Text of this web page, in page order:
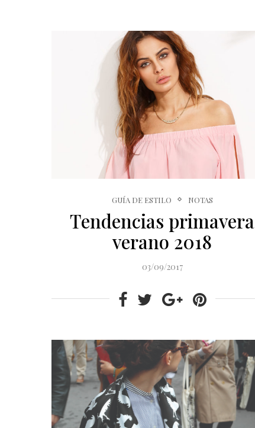
GUÍA DE ESTILO NOTAS
Tendencias primavera
verano 2018
03/09/2017